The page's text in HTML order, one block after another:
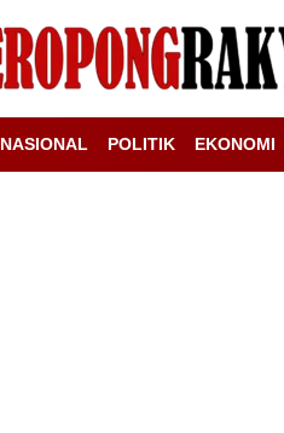
NASIONAL POLITIK EKONOMI